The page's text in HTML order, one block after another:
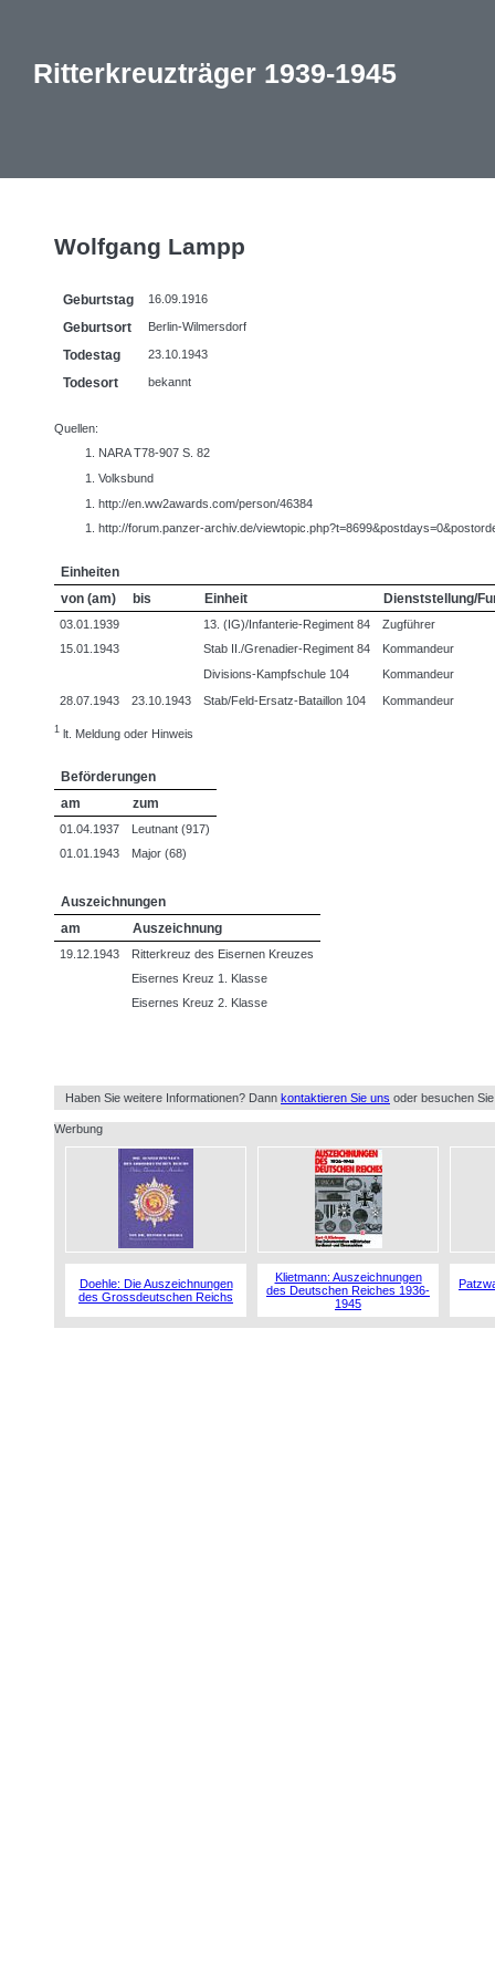
Ritterkreuzträger 1939-1945
Wolfgang Lampp
Geburtstag 16.09.1916
Geburtsort Berlin-Wilmersdorf
Todestag 23.10.1943
Todesort bekannt
Quellen:
NARA T78-907 S. 82
Volksbund
http://en.ww2awards.com/person/46384
http://forum.panzer-archiv.de/
Einheiten
von (am)
bis Einheit Dienststellung/
03.01.1939 13. (IG)/Infanterie-Regiment 84
Zugführer
15.01.1943
Stab II./Grenadier-Regiment 84
Kommandeur
Divisions-Kampfschule 104
Kommandeur
28.07.1943
23.10.1943 Stab/Feld-Ersatz-Bataillon 104 Kommandeur
1 lt. Meldung oder Hinweis
Beförderungen
am
zum
01.04.1937
Leutnant (917)
01.01.1943
Major (68)
Auszeichnungen
am
Auszeichnung
19.12.1943
Ritterkreuz des Eisernen Kreuzes
Eisernes Kreuz 1. Klasse
Eisernes Kreuz 2. Klasse
Haben Sie weitere Informationen? Dann kontaktieren Sie uns oder besuchen
Werbung
Doehle: Die Auszeichnungen
des Grossdeutschen Reichs
Klietmann: Auszeichnungen
des Deutschen Reiches 1936-
1945